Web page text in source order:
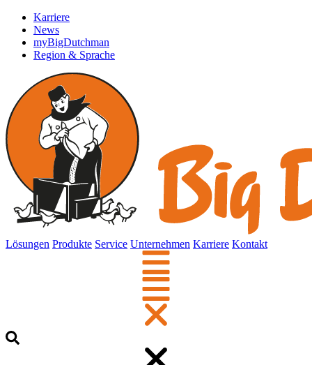
Karriere
News
myBigDutchman
Region & Sprache
Lösungen Produkte Service Unternehmen Karriere Kontakt